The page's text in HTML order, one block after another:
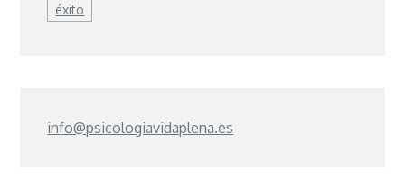
éxito
info@psicologiavidaplena.es